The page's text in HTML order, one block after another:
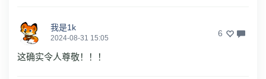
我是1k
2024-08-31 15:05 6
这确实令人尊敬！！！